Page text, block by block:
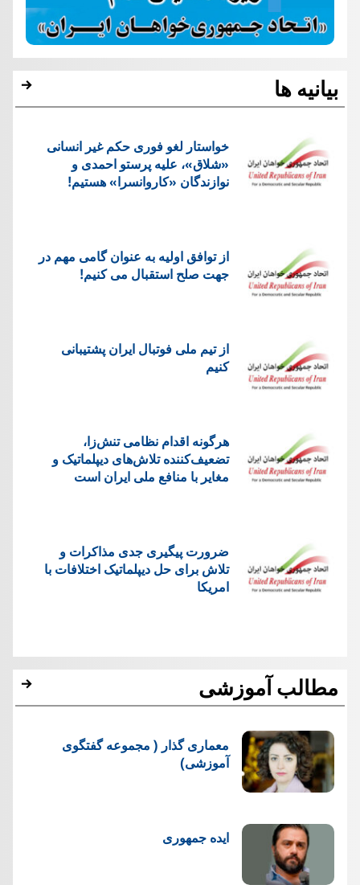
بیانیه ها
خواستار لغو فوری حکم غیر انسانی
«شلاق»، علیه پرستو احمدی و
نوازندگان «کاروانسرا» هستیم!
از توافق اولیه به عنوان گامی مهم در
جهت صلح استقبال می کنیم!
از تیم ملی فوتبال ایران پشتیبانی
کنیم
هرگونه اقدام نظامی تنش‌زا،
تضعیف‌کننده تلاش‌های دیپلماتیک و
مغایر با منافع ملی ایران است
ضرورت پیگیری جدی مذاکرات و
تلاش برای حل دیپلماتیک اختلافات با
امریکا
مطالب آموزشی
معماری گذار ( مجموعه گفتگوی
آموزشی)
ایده جمهوری